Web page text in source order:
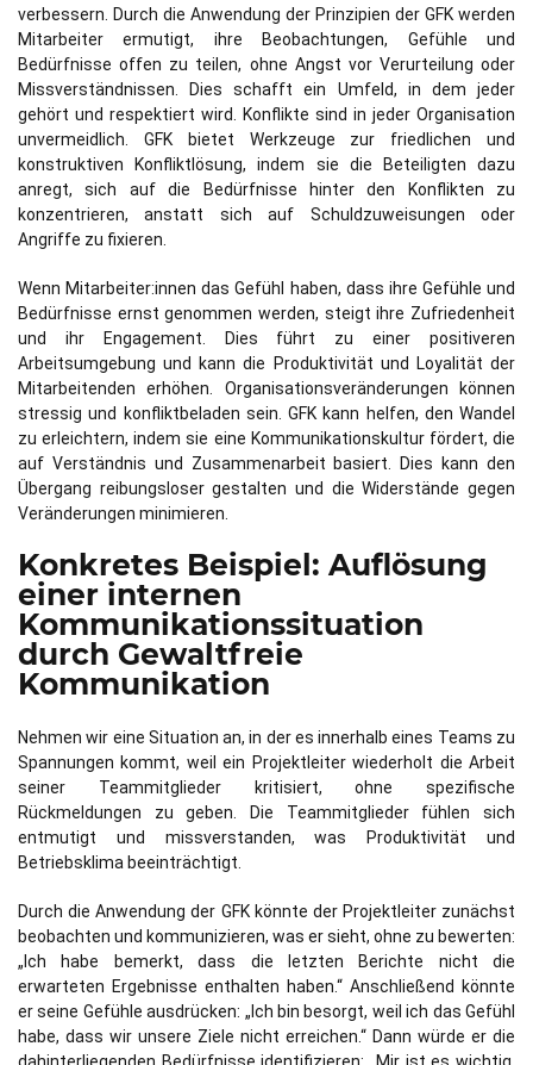
verbessern. Durch die Anwendung der Prinzipien der GFK werden
Mitarbeiter ermutigt, ihre Beobachtungen, Gefühle und
Bedürfnisse offen zu teilen, ohne Angst vor Verurteilung oder
Missverständnissen. Dies schafft ein Umfeld, in dem jeder
gehört und respektiert wird. Konflikte sind in jeder Organisation
unvermeidlich. GFK bietet Werkzeuge zur friedlichen und
konstruktiven Konfliktlösung, indem sie die Beteiligten dazu
anregt, sich auf die Bedürfnisse hinter den Konflikten zu
konzentrieren, anstatt sich auf Schuldzuweisungen oder
Angriffe zu fixieren.
Wenn Mitarbeiter:innen das Gefühl haben, dass ihre Gefühle und
Bedürfnisse ernst genommen werden, steigt ihre Zufriedenheit
und ihr Engagement. Dies führt zu einer positiveren
Arbeitsumgebung und kann die Produktivität und Loyalität der
Mitarbeitenden erhöhen. Organisationsveränderungen können
stressig und konfliktbeladen sein. GFK kann helfen, den Wandel
zu erleichtern, indem sie eine Kommunikationskultur fördert, die
auf Verständnis und Zusammenarbeit basiert. Dies kann den
Übergang reibungsloser gestalten und die Widerstände gegen
Veränderungen minimieren.
Konkretes Beispiel: Auflösung
einer internen
Kommunikationssituation
durch Gewaltfreie
Kommunikation
Nehmen wir eine Situation an, in der es innerhalb eines Teams zu
Spannungen kommt, weil ein Projektleiter wiederholt die Arbeit
seiner Teammitglieder kritisiert, ohne spezifische
Rückmeldungen zu geben. Die Teammitglieder fühlen sich
entmutigt und missverstanden, was Produktivität und
Betriebsklima beeinträchtigt.
Durch die Anwendung der GFK könnte der Projektleiter zunächst
beobachten und kommunizieren, was er sieht, ohne zu bewerten:
„Ich habe bemerkt, dass die letzten Berichte nicht die
erwarteten Ergebnisse enthalten haben.“ Anschließend könnte
er seine Gefühle ausdrücken: „Ich bin besorgt, weil ich das Gefühl
habe, dass wir unsere Ziele nicht erreichen.“ Dann würde er die